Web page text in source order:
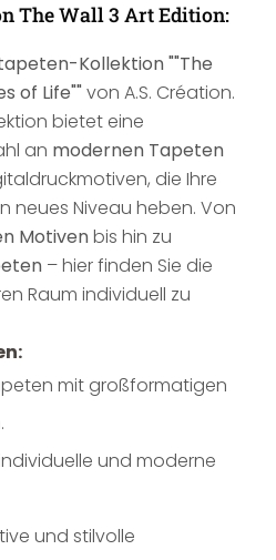
The Wall 3 Art Edition:
Kollektion ""The
of Life""von A.S. Création.
bietet eine
an modernen Tapeten
die Ihre
neues Niveau heben. Von
Motivenbis hin zu
– hier finden Sie die
Raum individuell zu
mit großformatigen
und moderne
und stilvolle